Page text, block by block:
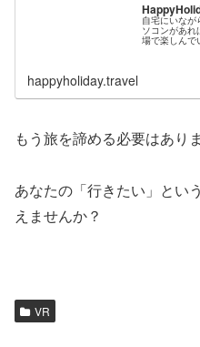
自宅にいな
ソコンがあ
場で楽しんで
happyholiday.travel
もう旅を諦める必要はあり
あなたの「行きたい」とい
えませんか？
VR